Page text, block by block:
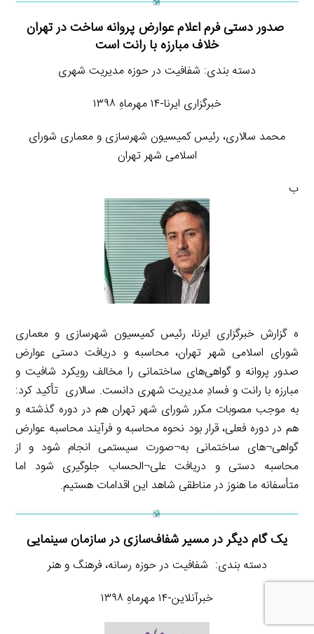
صدور دستی فرم اعلام عوارض پروانه ساخت در تهران
خلاف مبارزه با رانت است
دسته بندی: شفافیت در حوزه مدیریت شهری
خبرگزاری ایرنا-۱۴ مهرماهِ ۱۳۹۸
محمد سالاری، رئیس کمیسیون شهرسازی و معماری شورای
اسلامی شهر تهران
ب
ه گزارش خبرگزاری ایرنا، رئیس کمیسیون شهرسازی و معماری
شورای اسلامی شهر تهران، محاسبه و دریافت دستی عوارض
صدور پروانه و گواهی‌های ساختمانی را مخالف رویکرد شافیت و
مبارزه با رانت و فسادِ مدیریت شهری دانست. سالاری تأکید کرد:
به موجب مصوبات مکرر شورای شهر تهران هم در دوره گذشته و
هم در دوره فعلی، قرار بود نحوه محاسبه و فرآیند محاسبه عوارض
گواهی¬های ساختمانی به¬صورت سیستمی انجام شود و از
محاسبه دستی و دریافت علی¬الحساب جلوگیری شود اما
متأسفانه ما هنوز در مناطقی شاهد این اقدامات هستیم.
یک گام دیگر در مسیر شفاف‌سازی در سازمان سینمایی
دسته بندی: شفافیت در حوزه رسانه، فرهنگ و هنر
خبرآنلاین-۱۴ مهرماهِ ۱۳۹۸